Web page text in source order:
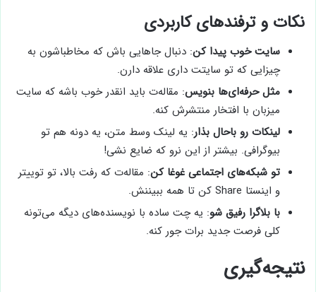
نکات و ترفندهای کاربردی
سایت خوب پیدا کن: دنبال جاهایی باش که مخاطباشون به
چیزایی که تو سایتت داری علاقه دارن.
مثل حرفه‌ای‌ها بنویس: مقاله‌ت باید انقدر خوب باشه که سایت
میزبان با افتخار منتشرش کنه.
لینکات رو باحال بذار: یه لینک وسط متن، یه دونه هم تو
بیوگرافی. بیشتر از این نرو که ضایع نشی!
تو شبکه‌های اجتماعی غوغا کن: مقاله‌ت که رفت بالا، تو توییتر
و اینستا Share کن تا همه ببیننش.
با بلاگرا رفیق شو: یه چت ساده با نویسنده‌های دیگه می‌تونه
کلی فرصت جدید برات جور کنه.
نتیجه‌گیری